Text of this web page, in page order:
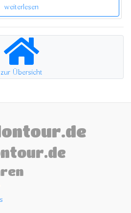
weiterlesen
zur Übersicht